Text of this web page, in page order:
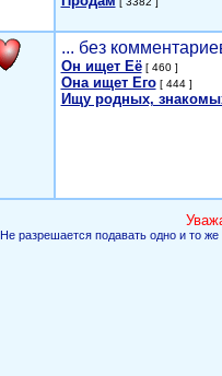
... без
Он ищет Её[ 460 ]
Она ищет Его[ 444 ]
Ищу родных,
Не разрешается подавать одно и то